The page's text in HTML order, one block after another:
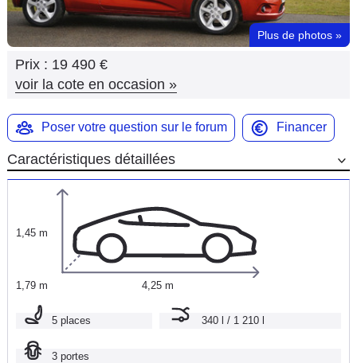
Forum
Moto
Marques
Plus de photos »
Prix : 19 490 €
voir la cote en occasion »
Poser votre question sur le forum Financer
Caractéristiques détaillées
1,45 m
1,79 m 4,25 m
5 places 340 l / 1 210 l
3 portes